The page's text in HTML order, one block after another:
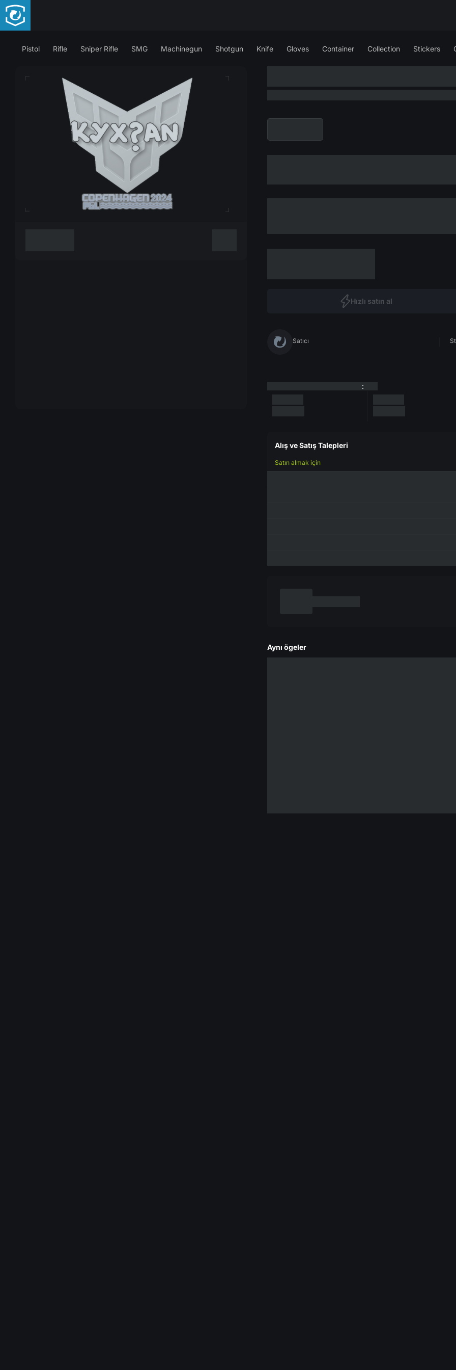
Pistol Rifle Sniper Rifle SMG Machinegun Shotgun Knife Gloves Container Collection Stickers
Hızlı satın al
Satıcı
:
Alış ve Satış Talepleri
Satın almak için
Aynı ögeler